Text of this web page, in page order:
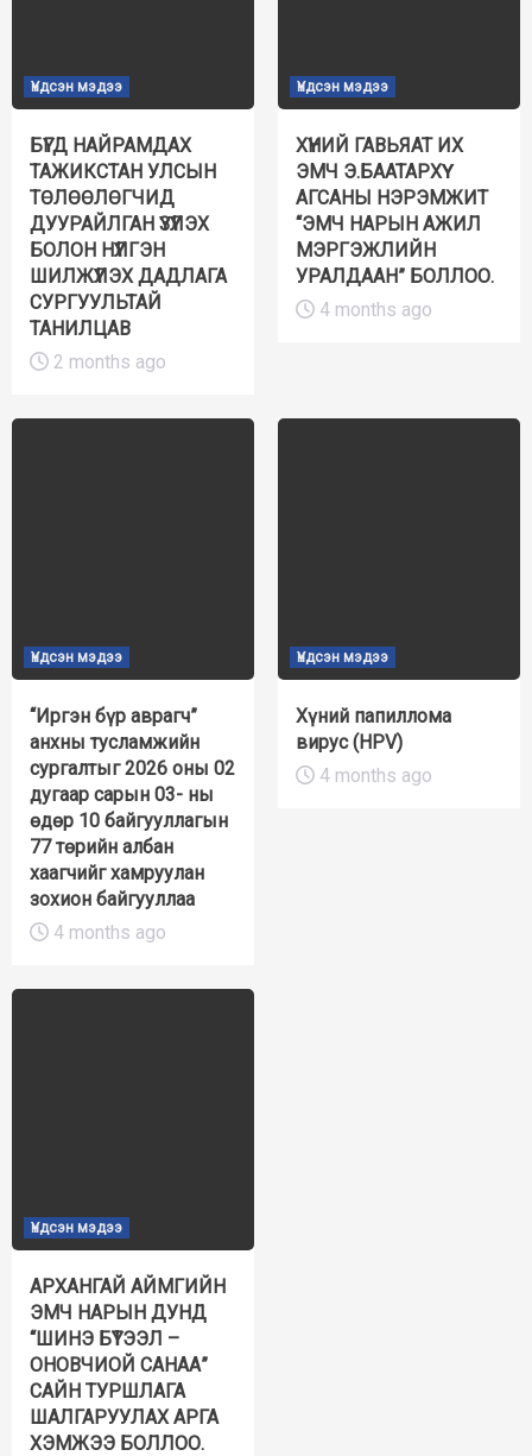
Үндсэн мэдээ
БҮГД НАЙРАМДАХ
ТАЖИКСТАН УЛСЫН
ТӨЛӨӨЛӨГЧИД
ДУУРАЙЛГАН ҮЗҮҮЛЭХ
БОЛОН НҮҮЛГЭН
ШИЛЖҮҮЛЭХ ДАДЛАГА
СУРГУУЛЬТАЙ
ТАНИЛЦАВ
2 months ago
Үндсэн мэдээ
ХҮНИЙ ГАВЬЯАТ ИХ
ЭМЧ Э.БААТАРХҮҮ
АГСАНЫ НЭРЭМЖИТ
“ЭМЧ НАРЫН АЖИЛ
МЭРГЭЖЛИЙН
УРАЛДААН” БОЛЛОО.
4 months ago
Үндсэн мэдээ
“Иргэн бүр аврагч”
анхны тусламжийн
сургалтыг 2026 оны 02
дугаар сарын 03- ны
өдөр 10 байгууллагын
77 төрийн албан
хаагчийг хамруулан
зохион байгууллаа
4 months ago
Үндсэн мэдээ
Хүний папиллома
вирус (HPV)
4 months ago
Үндсэн мэдээ
АРХАНГАЙ АЙМГИЙН
ЭМЧ НАРЫН ДУНД
“ШИНЭ БҮТЭЭЛ –
ОНОВЧИОЙ САНАА”
САЙН ТУРШЛАГА
ШАЛГАРУУЛАХ АРГА
ХЭМЖЭЭ БОЛЛОО.